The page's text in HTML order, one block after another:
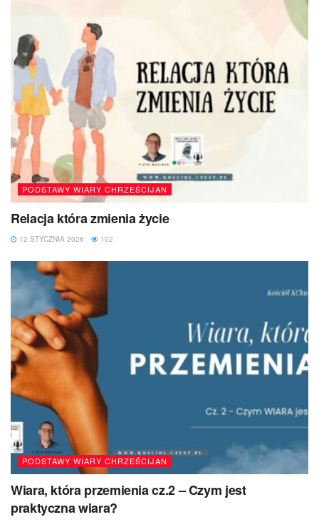
PODSTAWY WIARY CHRZEŚCIJAN
Relacja która zmienia życie
12 STYCZNIA 2026 102
PODSTAWY WIARY CHRZEŚCIJAN
Wiara, która przemienia cz.2 – Czym jest
praktyczna wiara?